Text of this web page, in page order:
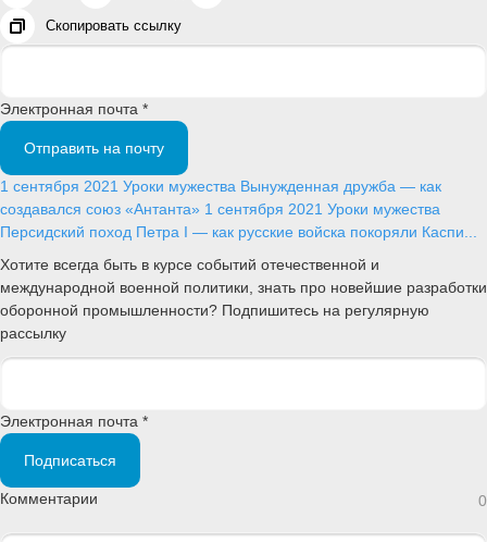
Скопировать ссылку
Электронная почта *
Отправить на почту
1 сентября 2021 Уроки мужества Вынужденная дружба — как
создавался союз «Антанта» 1 сентября 2021 Уроки мужества
Персидский поход Петра I — как русские войска покоряли Каспи...
Хотите всегда быть в курсе событий отечественной и
международной военной политики, знать про новейшие разработки
оборонной промышленности? Подпишитесь на регулярную
рассылку
Электронная почта *
Подписаться
Комментарии 0